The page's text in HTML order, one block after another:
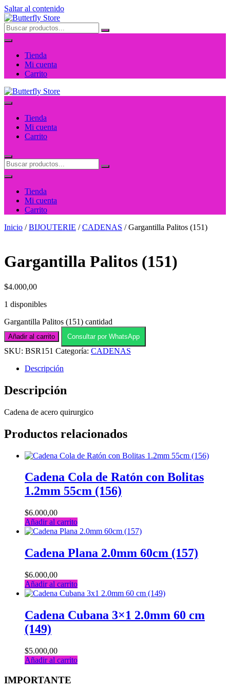
Saltar al contenido
Tienda
Mi cuenta
Carrito
Tienda
Mi cuenta
Carrito
Tienda
Mi cuenta
Carrito
Inicio /BIJOUTERIE /CADENAS / Gargantilla Palitos (151)
Gargantilla Palitos (151)
$4.000,00
1 disponibles
Gargantilla Palitos (151) cantidad
Añadir al carrito Consultar por WhatsApp
SKU: BSR151 Categoría: CADENAS
Descripción
Descripción
Cadena de acero quirurgico
Productos relacionados
Cadena Cola de Ratón con Bolitas
1.2mm 55cm (156)
$6.000,00
Añadir al carrito
Cadena Plana 2.0mm 60cm (157)
$6.000,00
Añadir al carrito
Cadena Cubana 3×1 2.0mm 60 cm
(149)
$5.000,00
Añadir al carrito
IMPORTANTE